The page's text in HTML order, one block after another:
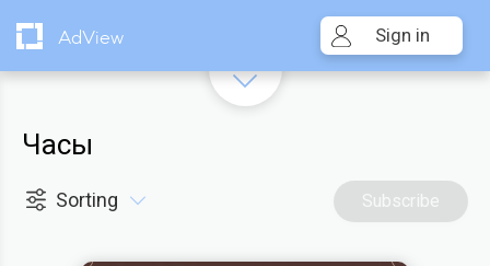
AdView Sign in
Часы
Sorting Subscribe